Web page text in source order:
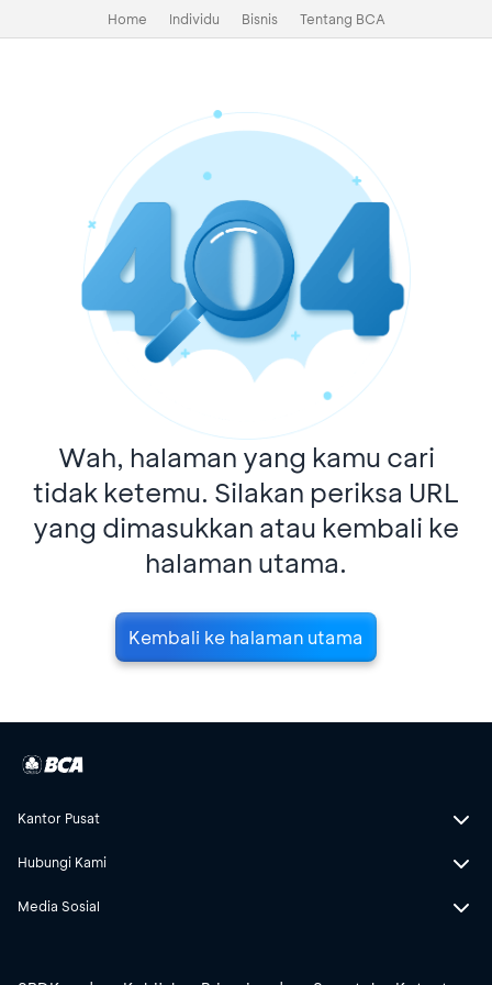
Home Individu Bisnis Tentang BCA
Wah, halaman yang kamu cari
tidak ketemu. Silakan periksa URL
yang dimasukkan atau kembali ke
halaman utama.
Kembali ke halaman utama
Kantor Pusat
Hubungi Kami
Media Sosial